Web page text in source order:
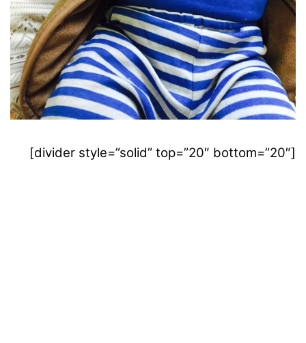
[divider style=”solid” top=”20″ bottom=”20″]